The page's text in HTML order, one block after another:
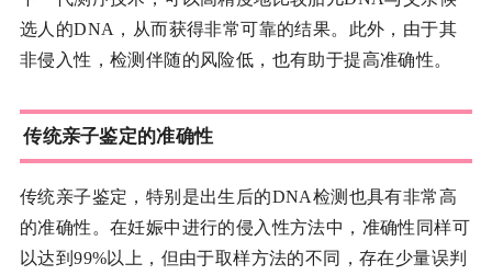
选人的DNA，从而获得非常可靠的结果。此外，由于其
非侵入性，检测伴随的风险低，也有助于提高准确性。
传统亲子鉴定的准确性
传统亲子鉴定，特别是出生后的DNA检测也具有非常高
的准确性。在妊娠中进行的侵入性方法中，准确性同样可
以达到99%以上，但由于取样方法的不同，存在少量误判